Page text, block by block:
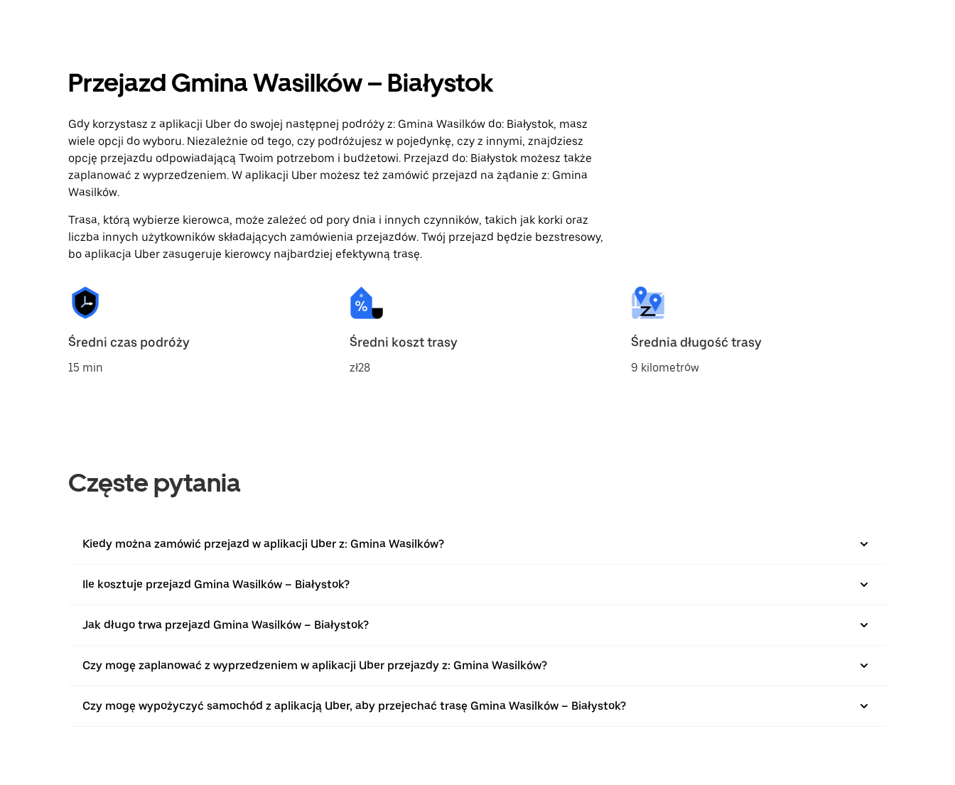
Przejazd Gmina Wasilków – Białystok
Gdy korzystasz z aplikacji Uber do swojej następnej podróży z: Gmina Wasilków do: Białystok, masz
wiele opcji do wyboru. Niezależnie od tego, czy podróżujesz w pojedynkę, czy z innymi, znajdziesz
opcję przejazdu odpowiadającą Twoim potrzebom i budżetowi. Przejazd do: Białystok możesz także
zaplanować z wyprzedzeniem. W aplikacji Uber możesz też zamówić przejazd na żądanie z: Gmina
Wasilków.
Trasa, którą wybierze kierowca, może zależeć od pory dnia i innych czynników, takich jak korki oraz
liczba innych użytkowników składających zamówienia przejazdów. Twój przejazd będzie bezstresowy,
bo aplikacja Uber zasugeruje kierowcy najbardziej efektywną trasę.
Średni czas podróży
15 min
Średni koszt trasy
zł28
Średnia długość trasy
9 kilometrów
Częste pytania
Kiedy można zamówić przejazd w aplikacji Uber z: Gmina Wasilków?
Ile kosztuje przejazd Gmina Wasilków – Białystok?
Jak długo trwa przejazd Gmina Wasilków – Białystok?
Czy mogę zaplanować z wyprzedzeniem w aplikacji Uber przejazdy z: Gmina Wasilków?
Czy mogę wypożyczyć samochód z aplikacją Uber, aby przejechać trasę Gmina Wasilków – Białystok?